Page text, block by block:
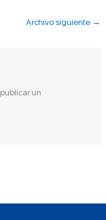
Archivo siguiente →
un